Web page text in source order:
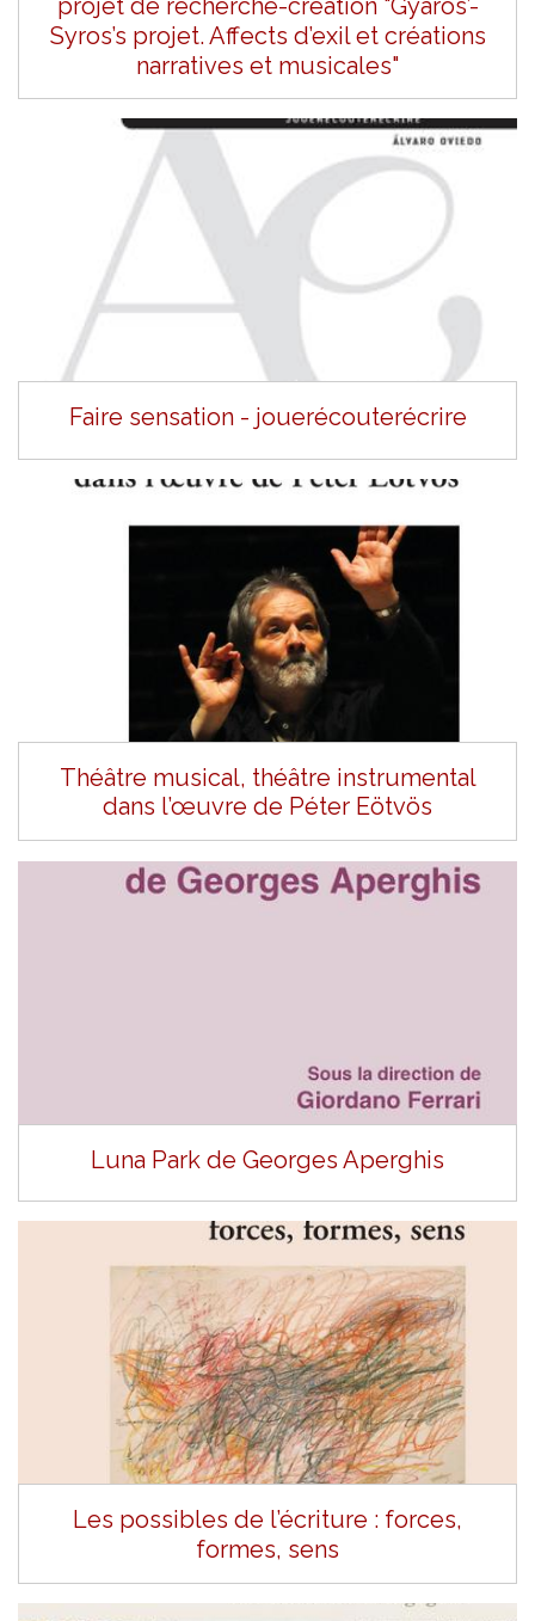
Syros’s projet. Affects d’exil et créations
narratives et musicales"
Faire sensation - jouerécouterécrire
Théâtre musical, théâtre instrumental
dans l’œuvre de Péter Eötvös
Luna Park de Georges Aperghis
Les possibles de l’écriture : forces,
formes, sens